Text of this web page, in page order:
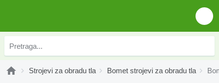
Strojevi za obradu tla Bomet strojevi za obradu tla